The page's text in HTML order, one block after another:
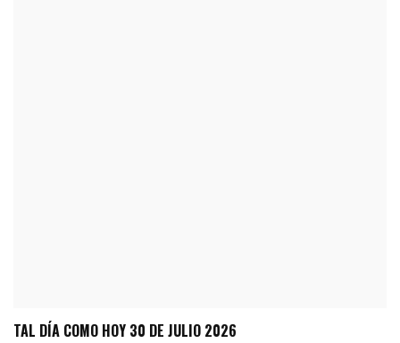
TAL DÍA COMO HOY 30 DE JULIO 2026